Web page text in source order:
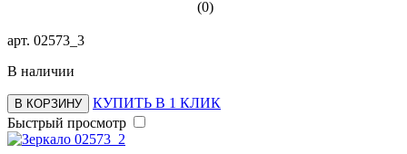
(0)
арт. 02573_3
В наличии
В КОРЗИНУ
КУПИТЬ В 1 КЛИК
Быстрый просмотр